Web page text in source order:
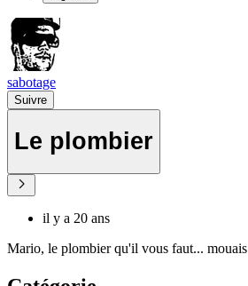
sabotage
Suivre
Le plombier
il y a 20 ans
Mario, le plombier qu'il vous faut... mouais